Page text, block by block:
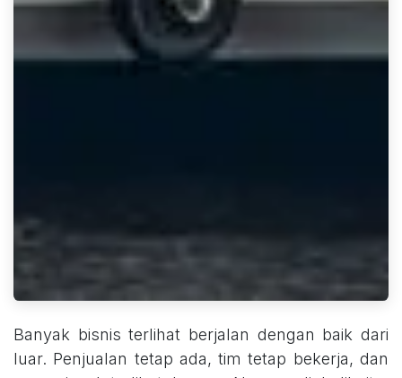
Banyak bisnis terlihat berjalan dengan baik dari
luar. Penjualan tetap ada, tim tetap bekerja, dan